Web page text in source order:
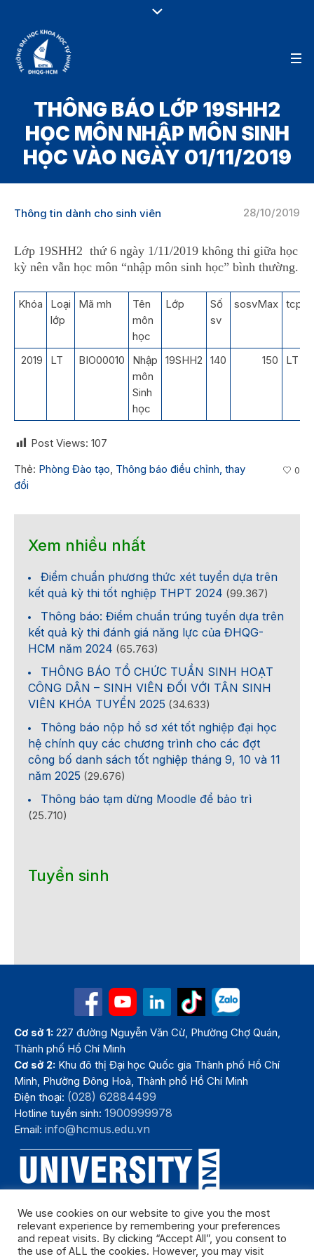
THÔNG BÁO LỚP 19SHH2
HỌC MÔN NHẬP MÔN SINH
HỌC VÀO NGÀY 01/11/2019
28/10/2019
Thông tin dành cho sinh viên
Lớp 19SHH2 thứ 6 ngày 1/11/2019 không thi giữa học
kỳ nên vẫn học môn “nhập môn sinh học” bình thường.
Khóa
Loại
lớp
Mã mh
Tên
môn
học
Lớp
Số
sv
sosvMax
2019 LT BIO00010
Nhập
môn
Sinh
học
19SHH2 140 150 LT
Post Views: 107
Thẻ: Phòng Đào tạo, Thông báo điều chỉnh, thay
đổi
0
Xem nhiều nhất
Điểm chuẩn phương thức xét tuyển dựa trên
kết quả kỳ thi tốt nghiệp THPT 2024 (99.367)
Thông báo: Điểm chuẩn trúng tuyển dựa trên
kết quả kỳ thi đánh giá năng lực của ĐHQG-
HCM năm 2024 (65.763)
THÔNG BÁO TỔ CHỨC TUẦN SINH HOẠT
CÔNG DÂN – SINH VIÊN ĐỐI VỚI TÂN SINH
VIÊN KHÓA TUYỂN 2025 (34.633)
Thông báo nộp hồ sơ xét tốt nghiệp đại học
hệ chính quy các chương trình cho các đợt
công bố danh sách tốt nghiệp tháng 9, 10 và 11
năm 2025 (29.676)
Thông báo tạm dừng Moodle để bảo trì
(25.710)
Tuyển sinh
Cơ sở 1: 227 đường Nguyễn Văn Cừ, Phường Chợ Quán,
Thành phố Hồ Chí Minh
Cơ sở 2: Khu đô thị Đại học Quốc gia Thành phố Hồ Chí
Minh, Phường Đông Hoà, Thành phố Hồ Chí Minh
Điện thoại: (028) 62884499
Hotline tuyển sinh:1900999978
Email:info@hcmus.edu.vn
We use cookies on our website to give you the most
relevant experience by remembering your preferences
and repeat visits. By clicking “Accept All”, you consent to
the use of ALL the cookies. However, you may visit